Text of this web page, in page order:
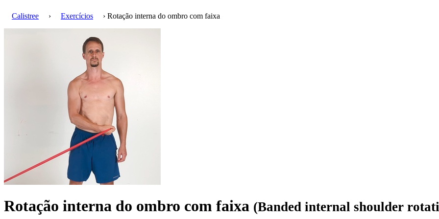
Calistree › Exercícios › Rotação interna do ombro com faixa
Rotação interna do ombro com faixa (Banded internal shoulder